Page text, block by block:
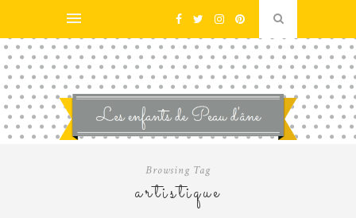
Browsing Tag
artistique